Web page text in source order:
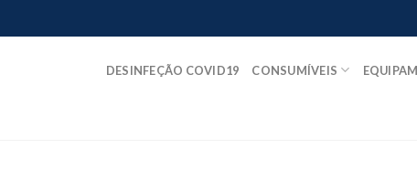
DESINFEÇÃO COVID19 CONSUMÍVEIS